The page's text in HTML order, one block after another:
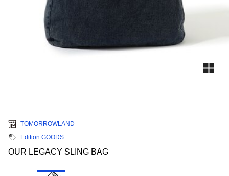
TOMORROWLAND
Edition GOODS
OUR LEGACY SLING BAG